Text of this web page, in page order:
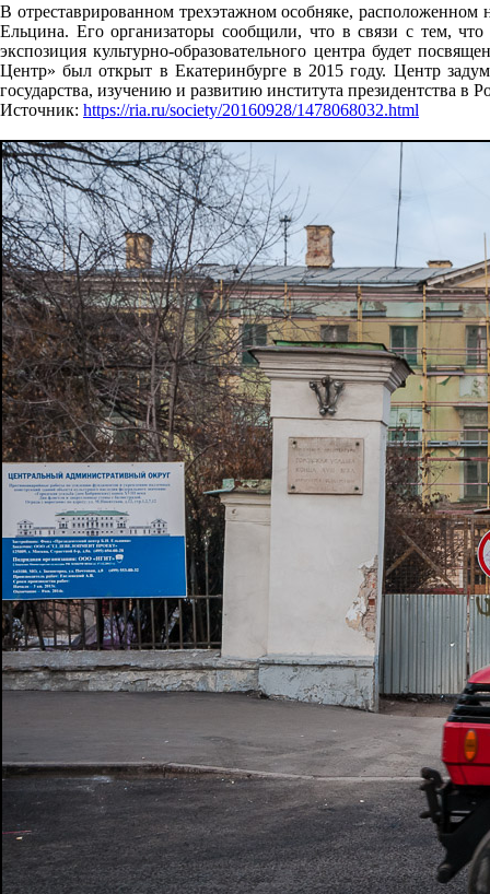
В отреставрированном трехэтажном особняке,
Ельцина. Его организаторы сообщили, что в связи с тем,
экспозиция культурно-образовательного центра будет
Центр» был открыт в Екатеринбурге в 2015 году. Центр
государства, изучению и развитию института президентства в
Источник: https://ria.ru/society/20160928/1478068032.html